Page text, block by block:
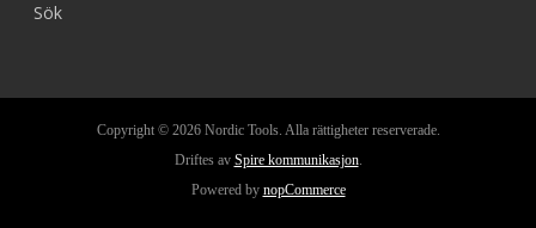
Sök
Copyright © 2026 Nordic Tools. Alla rättigheter reserverade.
Driftes av Spire kommunikasjon.
Powered by nopCommerce